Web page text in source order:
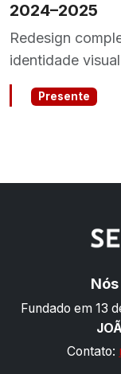
2024–2025
Redesign
identidade
Presente
Fundado em 13
Contato: